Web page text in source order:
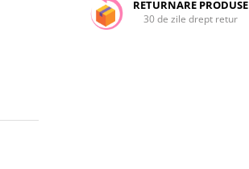
RETURNARE PRODUSE
30 de zile drept retur